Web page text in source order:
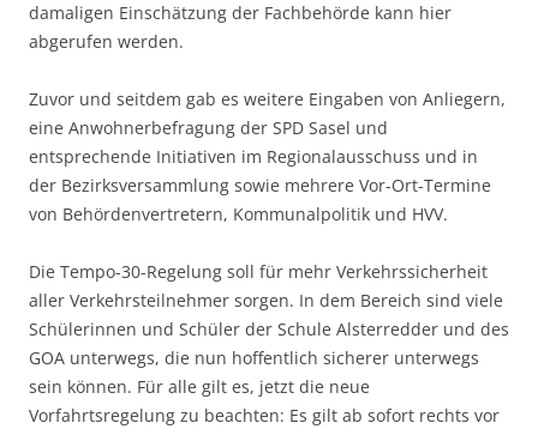
damaligen Einschätzung der Fachbehörde kann hier
abgerufen werden.
Zuvor und seitdem gab es weitere Eingaben von Anliegern,
eine Anwohnerbefragung der SPD Sasel und
entsprechende Initiativen im Regionalausschuss und in
der Bezirksversammlung sowie mehrere Vor-Ort-Termine
von Behördenvertretern, Kommunalpolitik und HVV.
Die Tempo-30-Regelung soll für mehr Verkehrssicherheit
aller Verkehrsteilnehmer sorgen. In dem Bereich sind viele
Schülerinnen und Schüler der Schule Alsterredder und des
GOA unterwegs, die nun hoffentlich sicherer unterwegs
sein können. Für alle gilt es, jetzt die neue
Vorfahrtsregelung zu beachten: Es gilt ab sofort rechts vor